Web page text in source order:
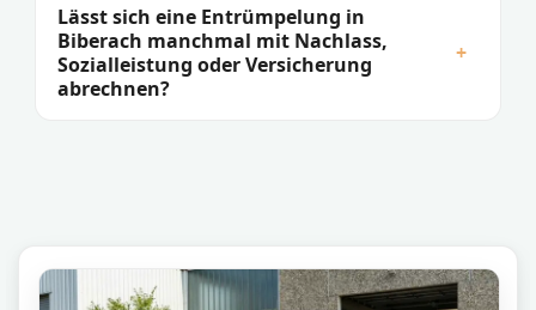
Lässt sich eine Entrümpelung in
Biberach manchmal mit Nachlass,
Sozialleistung oder Versicherung
abrechnen?
+